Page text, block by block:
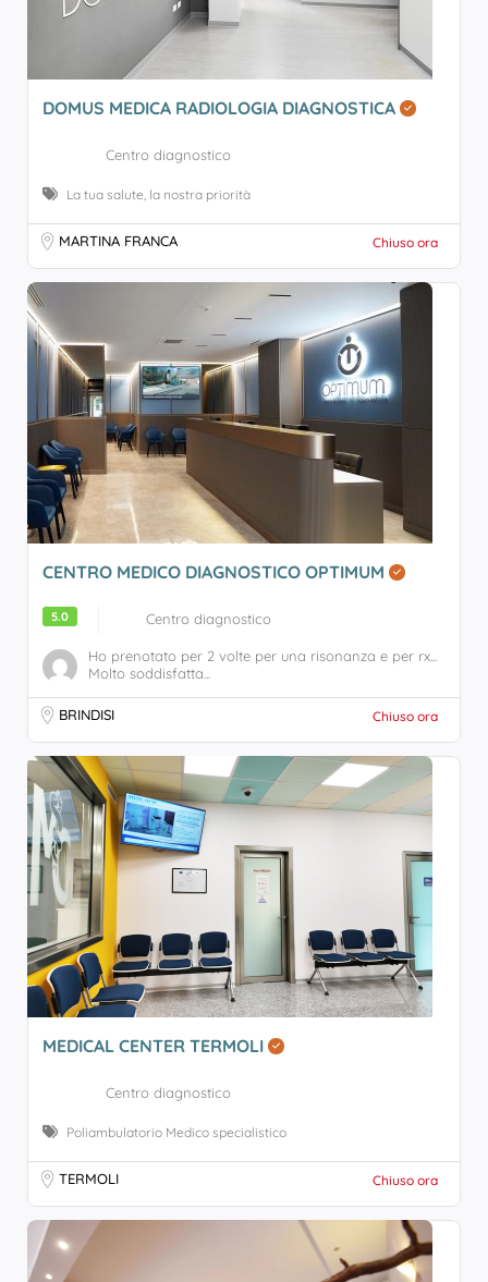
DOMUS MEDICA RADIOLOGIA DIAGNOSTICA
Centro diagnostico
La tua salute, la nostra priorità
MARTINA FRANCA Chiuso ora
CENTRO MEDICO DIAGNOSTICO OPTIMUM
5.0 Centro diagnostico
Ho prenotato per 2 volte per una risonanza e per rx...
Molto soddisfatta...
BRINDISI Chiuso ora
MEDICAL CENTER TERMOLI
Centro diagnostico
Poliambulatorio Medico specialistico
TERMOLI Chiuso ora